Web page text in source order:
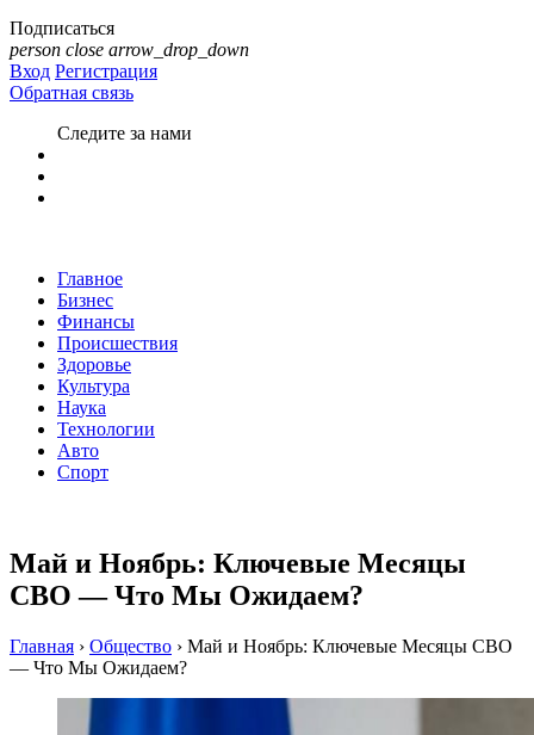
Подписаться
person close arrow_drop_down
Вход Регистрация
Обратная связь
Следите за нами
Главное
Бизнес
Финансы
Происшествия
Здоровье
Культура
Наука
Технологии
Авто
Спорт
Май и Ноябрь: Ключевые Месяцы
СВО — Что Мы Ожидаем?
Главная › Общество › Май и Ноябрь: Ключевые Месяцы СВО
— Что Мы Ожидаем?